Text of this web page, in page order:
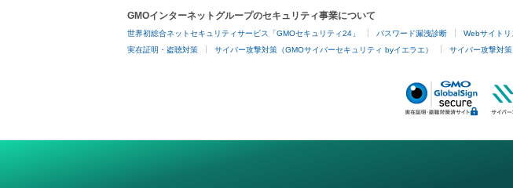
GMOインターネットグループのセキュリティ事業について
世界初総合ネットセキュリティサービス「GMOセキュリティ24」 パスワード漏洩診断 Webサイト
実在証明・盗聴対策 サイバー攻撃対策（GMOサイバーセキュリティ byイエラエ） サイバー攻撃対